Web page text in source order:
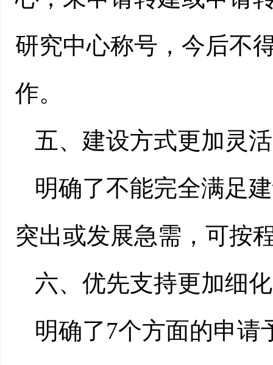
研究中心称号，今后不
作。
五、 建设方式更加灵活
明确了不能完全满足
突出或发展急需，可按
六、 优先支持更加细化
明确了7个方面的申请